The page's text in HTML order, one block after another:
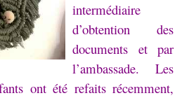
intermédiaire
d’obtention des
documents et par
l’ambassade. Les
ont été refaits récemment,